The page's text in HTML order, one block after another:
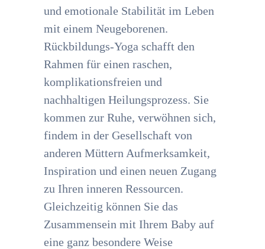
und emotionale Stabilität im Leben
mit einem Neugeborenen.
Rückbildungs-Yoga schafft den
Rahmen für einen raschen,
komplikationsfreien und
nachhaltigen Heilungsprozess. Sie
kommen zur Ruhe, verwöhnen sich,
findem in der Gesellschaft von
anderen Müttern Aufmerksamkeit,
Inspiration und einen neuen Zugang
zu Ihren inneren Ressourcen.
Gleichzeitig können Sie das
Zusammensein mit Ihrem Baby auf
eine ganz besondere Weise